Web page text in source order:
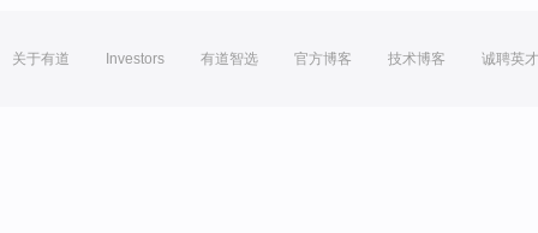
关于有道 Investors 有道智选 官方博客 技术博客 诚聘英才